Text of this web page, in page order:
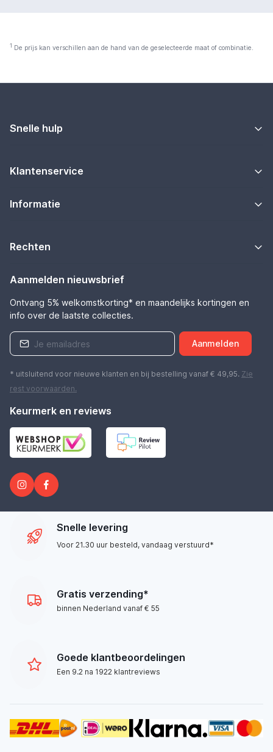
1 De prijs kan verschillen aan de hand van de geselecteerde maat of combinatie.
Snelle hulp
Klantenservice
Informatie
Rechten
Aanmelden nieuwsbrief
Ontvang 5% welkomstkorting* en maandelijks kortingen en
info over de laatste collecties.
Aanmelden
* uitsluitend voor nieuwe klanten en bij bestelling vanaf € 49,95. Zie
rest voorwaarden.
Keurmerk en reviews
Snelle levering
Voor 21.30 uur besteld, vandaag verstuurd*
Gratis verzending*
binnen Nederland vanaf € 55
Goede klantbeoordelingen
Een 9.2 na 1922 klantreviews